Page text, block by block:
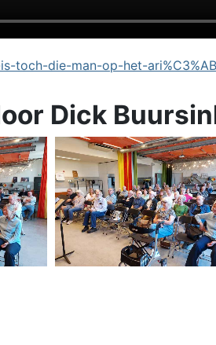
toch-die-man-op-het-
Dick